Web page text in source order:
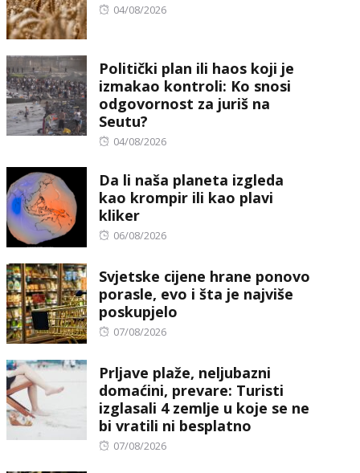
Posted
04/08/2026
Politički plan ili haos koji je
izmakao kontroli: Ko snosi
odgovornost za juriš na
Seutu?
Posted
04/08/2026
Da li naša planeta izgleda
kao krompir ili kao plavi
kliker
Posted
06/08/2026
Svjetske cijene hrane ponovo
porasle, evo i šta je najviše
poskupjelo
Posted
07/08/2026
Prljave plaže, neljubazni
domaćini, prevare: Turisti
izglasali 4 zemlje u koje se ne
bi vratili ni besplatno
Posted
07/08/2026